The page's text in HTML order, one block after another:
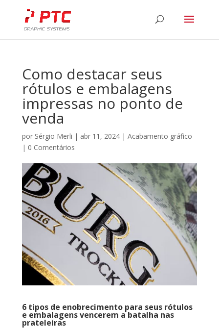
Como destacar seus
rótulos e embalagens
impressas no ponto de
venda
por Sérgio Merli | abr 11, 2024| Acabamento gráfico
| 0 Comentários
6 tipos de enobrecimento para seus rótulos
e embalagens vencerem a batalha nas
prateleiras